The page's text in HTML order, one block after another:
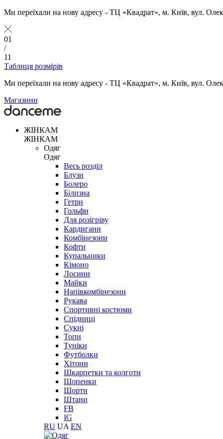
Ми переїхали на нову адресу - ТЦ «Квадрат», м. Київ, вул.
01
/
11
Таблиця розмірів
Ми переїхали на нову адресу - ТЦ «Квадрат», м. Київ, вул.
Магазини
ЖІНКАМ
ЖІНКАМ
Одяг
Одяг
Весь розділ
Блузи
Болеро
Білизна
Гетри
Гольфи
Для розігріву
Кардигани
Комбінезони
Кофти
Купальники
Кімоно
Лосини
Майки
Напівкомбінезони
Рукава
Спортивні костюми
Спідниці
Сукні
Топи
Туніки
Футболки
Хітони
Шкарпетки та колготи
Шопенки
Шорти
Штани
FB
IG
RU UA EN